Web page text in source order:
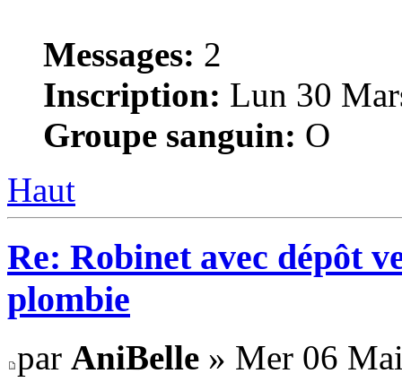
Messages: 2
Inscription: Lun 30
Groupe sanguin: O
Haut
Re: Robinet avec dépôt
plombie
par AniBelle » Mer 06